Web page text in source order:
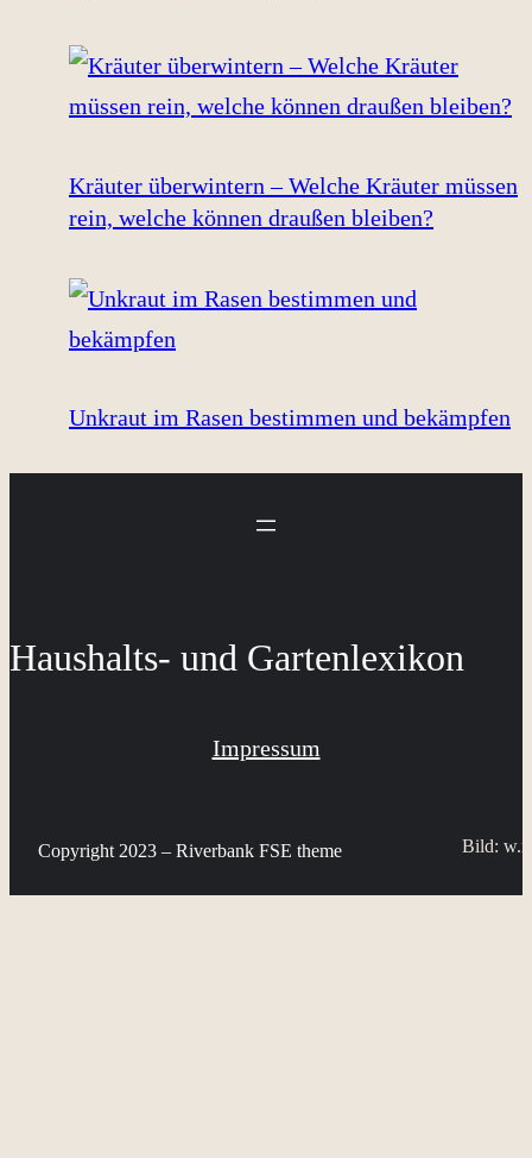
Bild:
Kräuter überwintern – Welche Kräuter müssen
rein, welche können draußen bleiben?
Unkraut im Rasen bestimmen und bekämpfen
Haushalts- und Gartenlexikon
Impressum
Copyright 2023 – Riverbank FSE theme